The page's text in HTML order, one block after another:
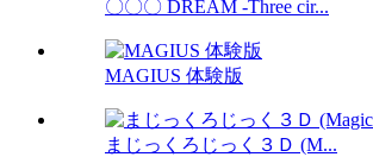
〇〇〇 DREAM -Three cir...
MAGIUS 体験版
まじっくろじっく３Ｄ (M...